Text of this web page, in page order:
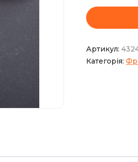
крильця
"BBQі"
кількість
Артикул:
Категорія: